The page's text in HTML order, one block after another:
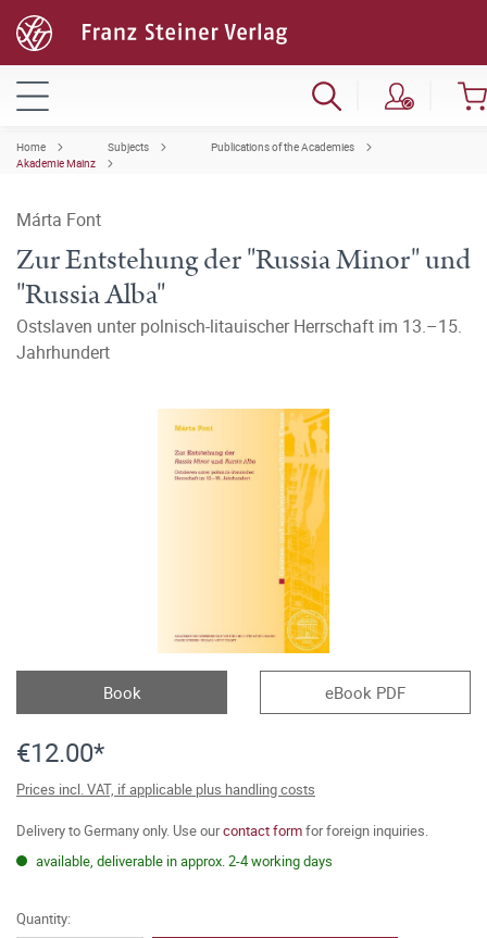
Home Subjects
Publications of the Academies
Akademie Mainz
Márta Font
Zur Entstehung der "Russia Minor" und
"Russia Alba"
Ostslaven unter polnisch-litauischer Herrschaft im 13.–15.
Jahrhundert
Book eBook PDF
€12.00*
Prices incl. VAT, if applicable plus handling costs
Delivery to Germany only. Use ourcontact formfor foreign inquiries.
available, deliverable in approx. 2-4 working days
Quantity: